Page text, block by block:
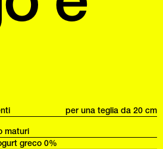
per una teglia da 20 cm
maturi
greco 0%